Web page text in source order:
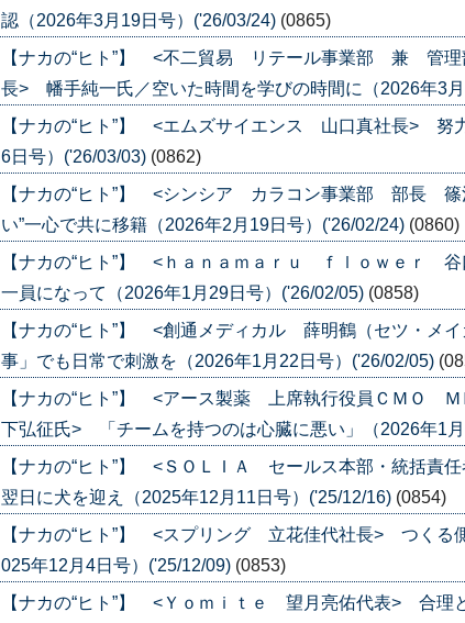
認（2026年3月19日号）('26/03/24) (0865)
【ナカの“ヒト”】 <不二貿易 リテール事業部 兼 管
長> 幡手純一氏／空いた時間を学びの時間に（2026年3
【ナカの“ヒト”】 <エムズサイエンス 山口真社長> 努
6日号）('26/03/03) (0862)
【ナカの“ヒト”】 <シンシア カラコン事業部 部長 篠
い”一心で共に移籍（2026年2月19日号）('26/02/24) (0860)
【ナカの“ヒト”】 <ｈａｎａｍａｒｕ ｆｌｏｗｅｒ
一員になって（2026年1月29日号）('26/02/05) (0858)
【ナカの“ヒト”】 <創通メディカル 薛明鶴（セツ・メ
事」でも日常で刺激を（2026年1月22日号）('26/02/05)
【ナカの“ヒト”】 <アース製薬 上席執行役員ＣＭＯ
下弘征氏> 「チームを持つのは心臓に悪い」（2026年1
【ナカの“ヒト”】 <ＳＯＬＩＡ セールス本部・統括
翌日に犬を迎え（2025年12月11日号）('25/12/16) (0854)
【ナカの“ヒト”】 <スプリング 立花佳代社長> つくる
025年12月4日号）('25/12/09) (0853)
【ナカの“ヒト”】 <Ｙｏｍｉｔｅ 望月亮佑代表> 合理